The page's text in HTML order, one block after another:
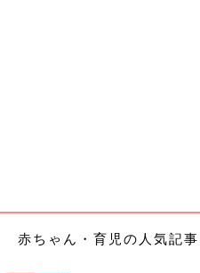
注目です。ストレスやホルモン
どが原因で自律神経のバランス
赤ちゃん・育児の人気記